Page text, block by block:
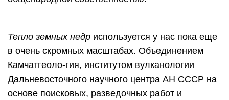
Тепло земных недр используется у нас пока еще
в очень скромных масштабах. Объединением
Камчатгеоло-гия, институтом вулканологии
Дальневосточного научного центра АН СССР на
основе поисковых, разведочных работ и